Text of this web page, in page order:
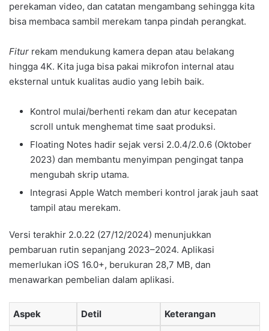
perekaman video, dan catatan mengambang sehingga kita
bisa membaca sambil merekam tanpa pindah perangkat.
Fitur rekam mendukung kamera depan atau belakang
hingga 4K. Kita juga bisa pakai mikrofon internal atau
eksternal untuk kualitas audio yang lebih baik.
Kontrol mulai/berhenti rekam dan atur kecepatan
scroll untuk menghemat time saat produksi.
Floating Notes hadir sejak versi 2.0.4/2.0.6 (Oktober
2023) dan membantu menyimpan pengingat tanpa
mengubah skrip utama.
Integrasi Apple Watch memberi kontrol jarak jauh saat
tampil atau merekam.
Versi terakhir 2.0.22 (27/12/2024) menunjukkan
pembaruan rutin sepanjang 2023–2024. Aplikasi
memerlukan iOS 16.0+, berukuran 28,7 MB, dan
menawarkan pembelian dalam aplikasi.
Aspek Detil Keterangan